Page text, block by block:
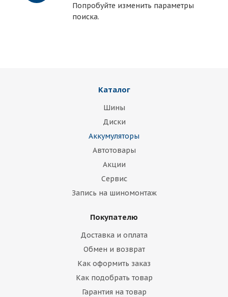
Попробуйте изменить параметры
поиска.
Каталог
Шины
Диски
Аккумуляторы
Автотовары
Акции
Сервис
Запись на шиномонтаж
Покупателю
Доставка и оплата
Обмен и возврат
Как оформить заказ
Как подобрать товар
Гарантия на товар